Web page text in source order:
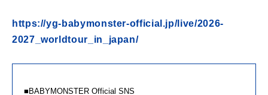
https://yg-babymonster-official.jp/live/2026-
2027_worldtour_in_japan/
■BABYMONSTER Official SNS